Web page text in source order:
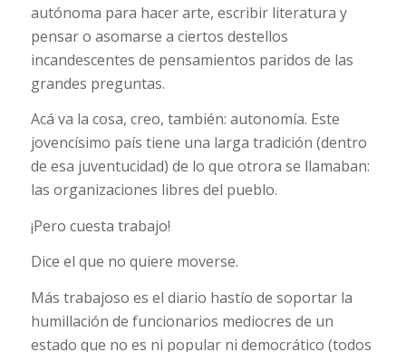
autónoma para hacer arte, escribir literatura y
pensar o asomarse a ciertos destellos
incandescentes de pensamientos paridos de las
grandes preguntas.
Acá va la cosa, creo, también: autonomía. Este
jovencísimo país tiene una larga tradición (dentro
de esa juventucidad) de lo que otrora se llamaban:
las organizaciones libres del pueblo.
¡Pero cuesta trabajo!
Dice el que no quiere moverse.
Más trabajoso es el diario hastío de soportar la
humillación de funcionarios mediocres de un
estado que no es ni popular ni democrático (todos